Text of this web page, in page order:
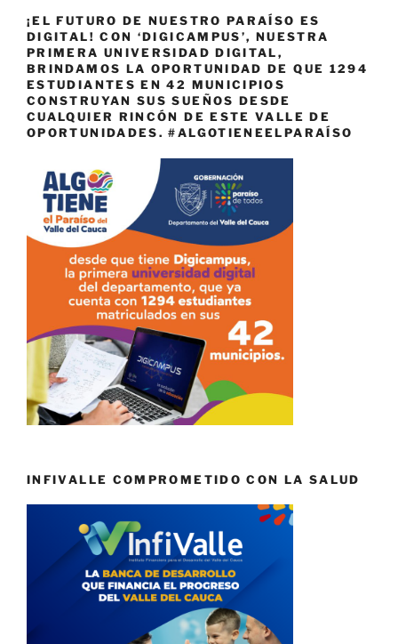
¡EL FUTURO DE NUESTRO PARAÍSO ES
DIGITAL! CON ‘DIGICAMPUS’, NUESTRA
PRIMERA UNIVERSIDAD DIGITAL,
BRINDAMOS LA OPORTUNIDAD DE QUE 1294
ESTUDIANTES EN 42 MUNICIPIOS
CONSTRUYAN SUS SUEÑOS DESDE
CUALQUIER RINCÓN DE ESTE VALLE DE
OPORTUNIDADES. #ALGOTIENEELPARAÍSO
INFIVALLE COMPROMETIDO CON LA SALUD